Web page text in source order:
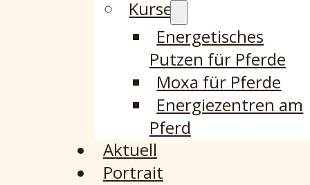
Kurse
Energetisches
Putzen für Pferde
Moxa für Pferde
Energiezentren am
Pferd
Aktuell
Portrait